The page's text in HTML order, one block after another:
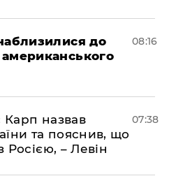
до
08:16
Карп назвав
та пояснив, що
Росією, – Левін
07:38